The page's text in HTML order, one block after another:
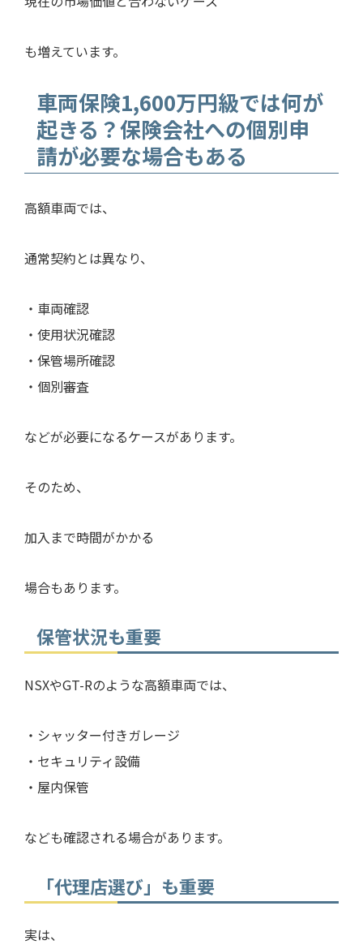
も増えています。
車両保険1,600万円級では何が
起きる？保険会社への個別申
請が必要な場合もある
高額車両では、
通常契約とは異なり、
・車両確認
・使用状況確認
・保管場所確認
・個別審査
などが必要になるケースがあります。
そのため、
加入まで時間がかかる
場合もあります。
保管状況も重要
NSXやGT-Rのような高額車両では、
・シャッター付きガレージ
・セキュリティ設備
・屋内保管
なども確認される場合があります。
「代理店選び」も重要
実は、